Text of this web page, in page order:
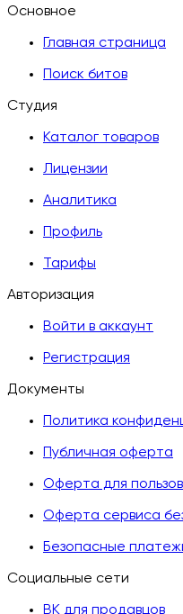
Основное
Главная страница
Поиск битов
Студия
Каталог товаров
Лицензии
Аналитика
Профиль
Тарифы
Авторизация
Войти в аккаунт
Регистрация
Документы
Политика
Публичная оферта
Оферта для
Оферта сервиса
Безопасные
Социальные сети
ВК для продавцов